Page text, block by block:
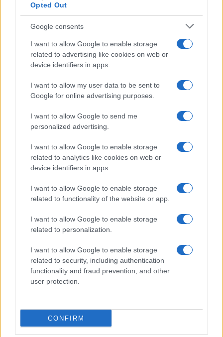
Opted Out
Google consents
I want to allow Google to enable storage
related to advertising like cookies on web or
device identifiers in apps.
I want to allow my user data to be sent to
Google for online advertising purposes.
I want to allow Google to send me
personalized advertising.
I want to allow Google to enable storage
related to analytics like cookies on web or
device identifiers in apps.
I want to allow Google to enable storage
related to functionality of the website or app.
I want to allow Google to enable storage
related to personalization.
I want to allow Google to enable storage
related to security, including authentication
functionality and fraud prevention, and other
user protection.
CONFIRM